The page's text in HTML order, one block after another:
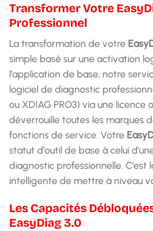
Transformer Votre
Professionnel
La transformation de votre
simple basé sur une activation
l’application de base, notre
logiciel de diagnostic
ou XDIAG PRO3) via une licence
déverrouille toutes les marques
fonctions de service. Votre
statut d’outil de base à celui
diagnostic professionnelle. C’est
intelligente de mettre à niveau
Les Capacités
EasyDiag 3.0